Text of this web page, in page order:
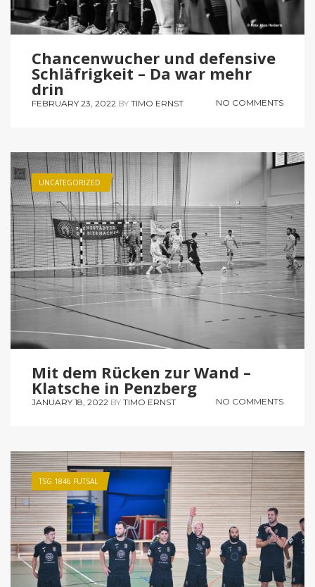
Chancenwucher und defensive
Schläfrigkeit – Da war mehr
drin
FEBRUARY 23, 2022 BY TIMO ERNST NO COMMENTS
UNCATEGORIZED
Mit dem Rücken zur Wand –
Klatsche in Penzberg
JANUARY 18, 2022 BY TIMO ERNST NO COMMENTS
TSG 1846 FUTSAL